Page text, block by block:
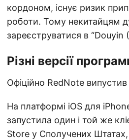
кордоном, існує ризик
роботи. Тому некитайцям
зареєструватися в “Douyin
Різні версії
Офіційно RedNote випустив
На платформі iOS для
запустила один і той же
Store у Сполучених Штатах,